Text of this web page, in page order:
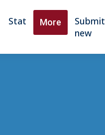
Stat More
Submit
new